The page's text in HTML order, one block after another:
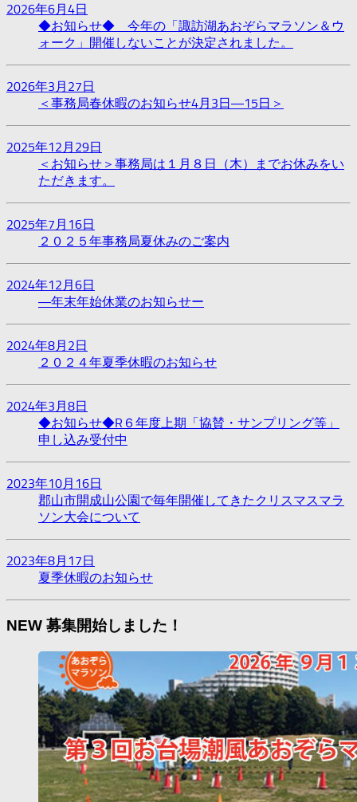
2026年6月4日
◆お知らせ◆ 今年の「諏訪湖あおぞらマラソン＆ウ
ォーク」開催しないことが決定されました。
2026年3月27日
＜事務局春休暇のお知らせ4月3日―15日＞
2025年12月29日
＜お知らせ＞事務局は１月８日（木）までお休みをい
ただきます。
2025年7月16日
２０２５年事務局夏休みのご案内
2024年12月6日
―年末年始休業のお知らせー
2024年8月2日
２０２４年夏季休暇のお知らせ
2024年3月8日
◆お知らせ◆R６年度上期「協賛・サンプリング等」
申し込み受付中
2023年10月16日
郡山市開成山公園で毎年開催してきたクリスマスマラ
ソン大会について
2023年8月17日
夏季休暇のお知らせ
NEW 募集開始しました！